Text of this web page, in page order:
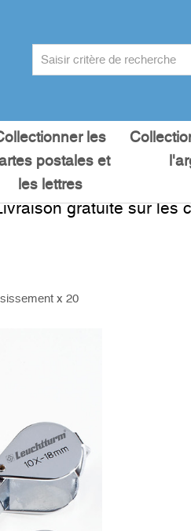
les
postales et
les lettres
gratuite sur les
x 20